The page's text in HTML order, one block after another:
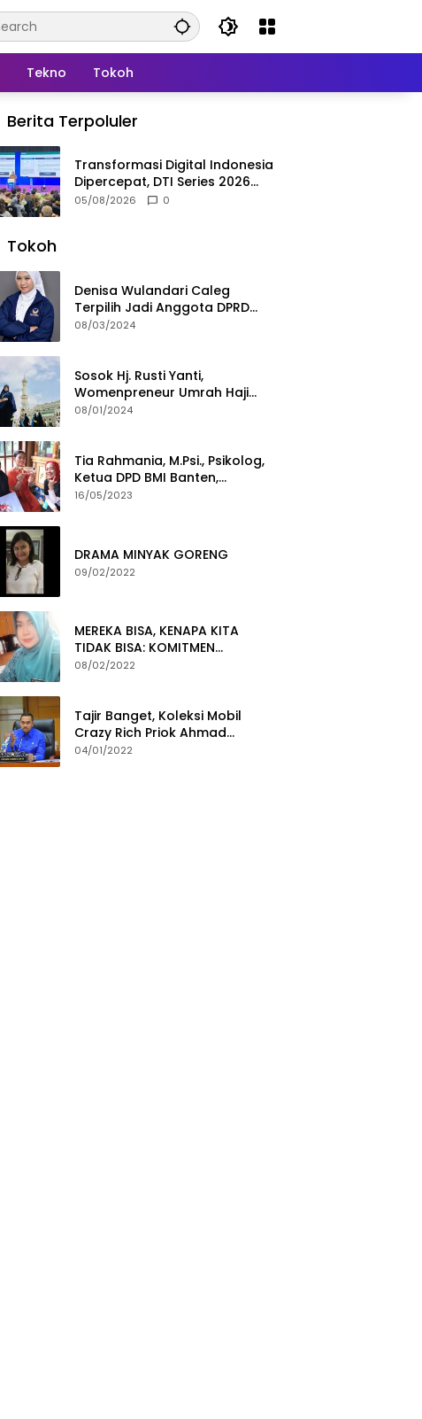
Tekno Tokoh
Berita Terpoluler
Transformasi Digital Indonesia
Dipercepat, DTI Series 2026
Resmi Digelar di Jakarta
05/08/2026 0
Tokoh
Denisa Wulandari Caleg
Terpilih Jadi Anggota DPRD
Termuda Periode 2024-2029
08/03/2024
Sosok Hj. Rusti Yanti,
Womenpreneur Umrah Haji
Yang Gigih Syiarkan Baitullah
08/01/2024
Tia Rahmania, M.Psi., Psikolog,
Ketua DPD BMI Banten,
membawa Program Layanan
16/05/2023
DRAMA MINYAK GORENG
09/02/2022
MEREKA BISA, KENAPA KITA
TIDAK BISA: KOMITMEN
PEMBERANTASAN KORUPSI
08/02/2022
Tajir Banget, Koleksi Mobil
Crazy Rich Priok Ahmad
Sahroni Bikin Ngiler
04/01/2022